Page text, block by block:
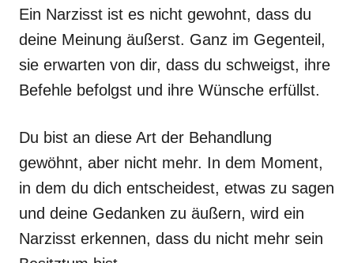
Ein Narzisst ist es nicht gewohnt, dass du
deine Meinung äußerst. Ganz im Gegenteil,
sie erwarten von dir, dass du schweigst, ihre
Befehle befolgst und ihre Wünsche erfüllst.
Du bist an diese Art der Behandlung
gewöhnt, aber nicht mehr. In dem Moment,
in dem du dich entscheidest, etwas zu sagen
und deine Gedanken zu äußern, wird ein
Narzisst erkennen, dass du nicht mehr sein